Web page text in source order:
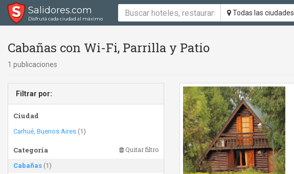
Salidores.com
Disfrutá cada ciudad al máximo
Todas las ciudades
Cabañas con Wi-Fi, Parrilla y Patio
1 publicaciones
Filtrar por:
Ciudad
Carhué, Buenos Aires (1)
Categoría Quitar filtro
Cabañas (1)